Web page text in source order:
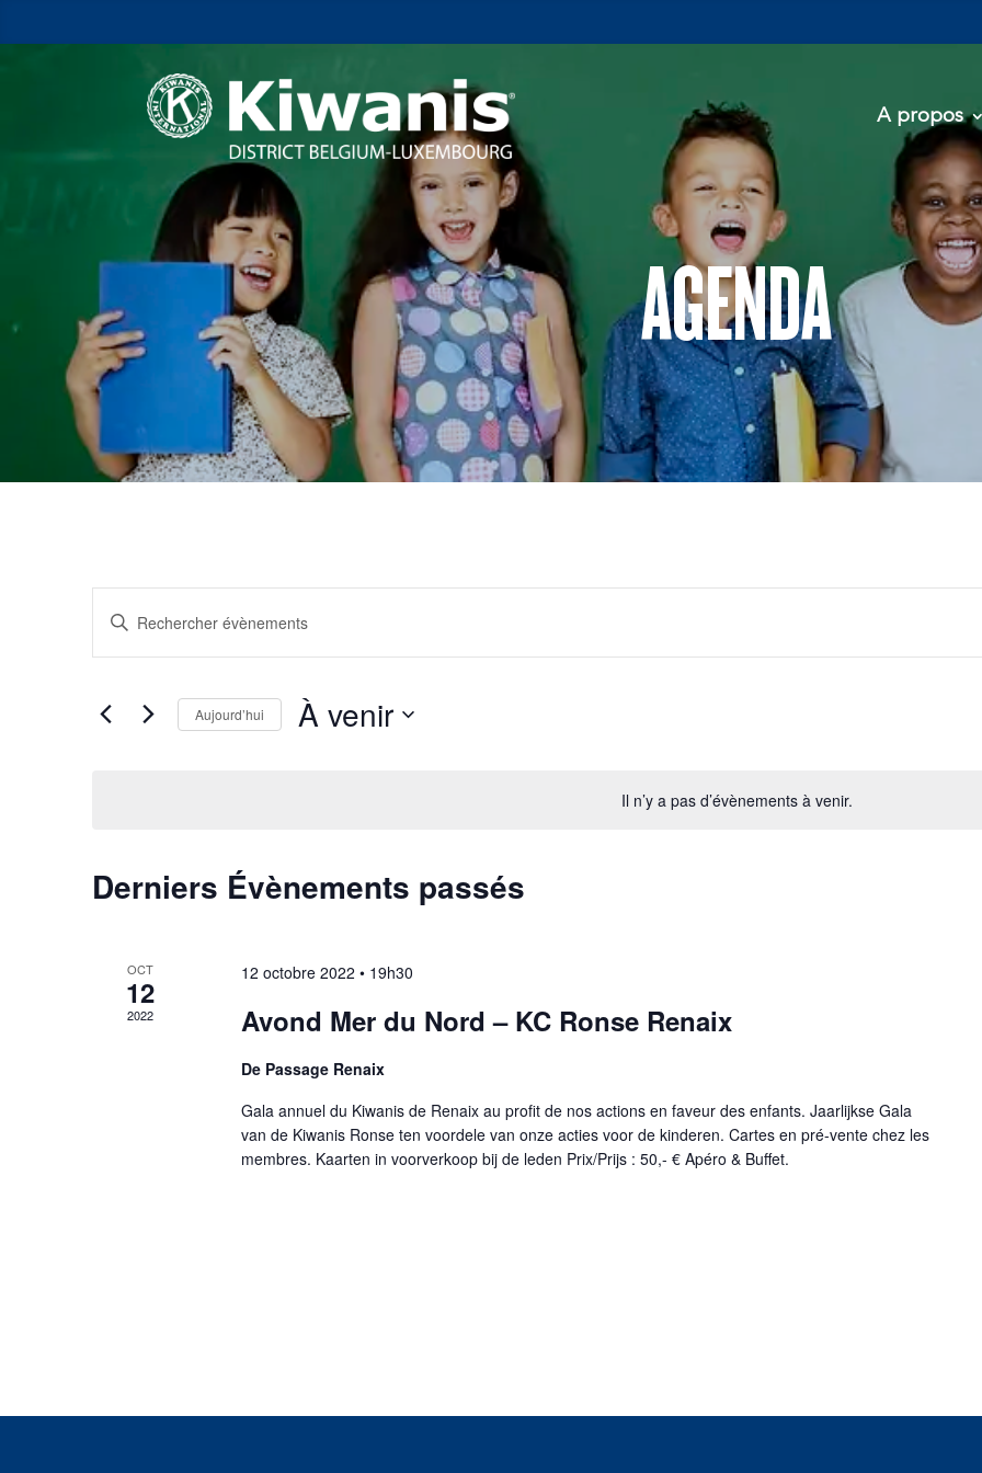
A propos
AGENDA
Il n’y a pas d’évènements à venir.
et
navigation
vues
Saisir
Rechercher
Évènements
Aujourd’hui À venir
Derniers Évènements passés
OCT
12
2022
12 octobre 2022 • 19h30
Avond Mer du Nord – KC Ronse Renaix
De Passage Renaix
Gala annuel du Kiwanis de Renaix au profit de nos actions en faveur des enfants. Jaarlijkse Gala
van de Kiwanis Ronse ten voordele van onze acties voor de kinderen. Cartes en pré-vente chez les
membres. Kaarten in voorverkoop bij de leden Prix/Prijs : 50,- € Apéro & Buffet.